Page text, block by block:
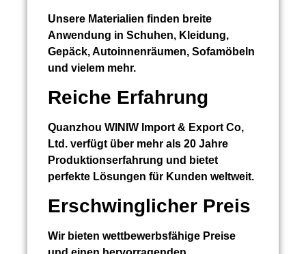
Unsere Materialien finden breite
Anwendung in Schuhen, Kleidung,
Gepäck, Autoinnenräumen, Sofamöbeln
und vielem mehr.
Reiche Erfahrung
Quanzhou WINIW Import & Export Co,
Ltd. verfügt über mehr als 20 Jahre
Produktionserfahrung und bietet
perfekte Lösungen für Kunden weltweit.
Erschwinglicher Preis
Wir bieten wettbewerbsfähige Preise